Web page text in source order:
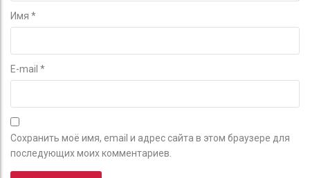
Имя *
E-mail *
Сохранить моё имя, email и адрес сайта в этом браузере для
последующих моих комментариев.